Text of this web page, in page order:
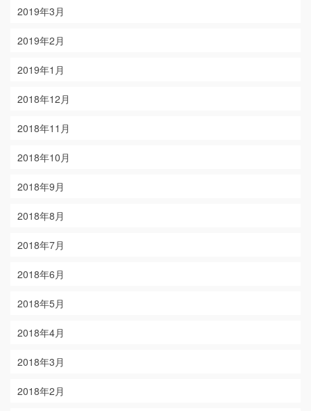
2019年3月
2019年2月
2019年1月
2018年12月
2018年11月
2018年10月
2018年9月
2018年8月
2018年7月
2018年6月
2018年5月
2018年4月
2018年3月
2018年2月